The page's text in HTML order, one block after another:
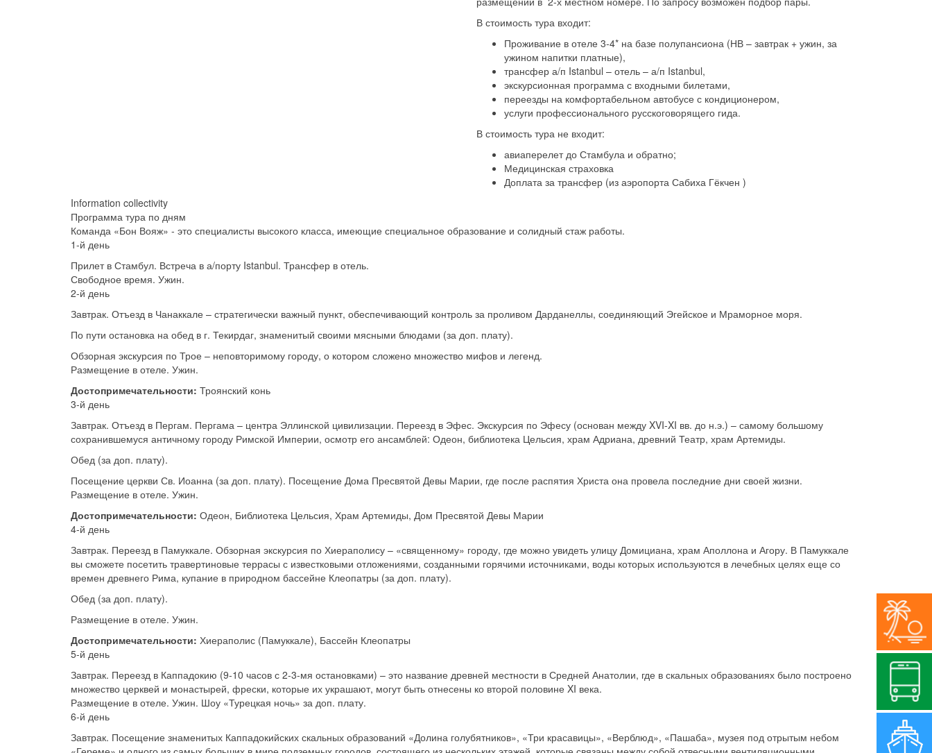
В стоимость тура входит:
Проживание в отеле 3-4* на базе полупансиона (НВ – завтрак + ужин, за
ужином напитки платные),
трансфер а/п Istanbul – отель – а/п Istanbul,
экскурсионная программа с входными билетами,
переезды на комфортабельном автобусе с кондиционером,
услуги профессионального русскоговорящего гида.
В стоимость тура не входит:
авиаперелет до Стамбула и обратно;
Медицинская страховка
Доплата за трансфер (из аэропорта Сабиха Гёкчен )
Information collectivity
Программа тура по дням
Команда «Бон Вояж» - это специалисты высокого класса, имеющие специальное образование и солидный стаж работы.
1-й день
Прилет в Стамбул. Встреча в а/порту Istanbul. Трансфер в отель.
Свободное время. Ужин.
2-й день
Завтрак. Отъезд в Чанаккале – стратегически важный пункт, обеспечивающий контроль за проливом Дарданеллы, соединяющий Эгейское и Мраморное моря.
По пути остановка на обед в г. Текирдаг, знаменитый своими мясными блюдами (за доп. плату).
Обзорная экскурсия по Трое – неповторимому городу, о котором сложено множество мифов и легенд.
Размещение в отеле. Ужин.
Достопримечательности: Троянский конь
3-й день
Завтрак. Отъезд в Пергам. Пергама – центра Эллинской цивилизации. Переезд в Эфес. Экскурсия по Эфесу (основан между XVI-XI вв. до н.э.) – самому большому
сохранившемуся античному городу Римской Империи, осмотр его ансамблей: Одеон, библиотека Цельсия, храм Адриана, древний Театр, храм Артемиды.
Обед (за доп. плату).
Посещение церкви Св. Иоанна (за доп. плату). Посещение Дома Пресвятой Девы Марии, где после распятия Христа она провела последние дни своей жизни.
Размещение в отеле. Ужин.
Достопримечательности: Одеон, Библиотека Цельсия, Храм Артемиды, Дом Пресвятой Девы Марии
4-й день
Завтрак. Переезд в Памуккале. Обзорная экскурсия по Хиераполису – «священному» городу, где можно увидеть улицу Домициана, храм Аполлона и Агору. В Памуккале
вы сможете посетить травертиновые террасы с известковыми отложениями, созданными горячими источниками, воды которых используются в лечебных целях еще со
времен древнего Рима, купание в природном бассейне Клеопатры (за доп. плату).
Обед (за доп. плату).
Размещение в отеле. Ужин.
Достопримечательности: Хиераполис (Памуккале), Бассейн Клеопатры
5-й день
Завтрак. Переезд в Каппадокию (9-10 часов с 2-3-мя остановками) – это название древней местности в Средней Анатолии, где в скальных образованиях было построено
множество церквей и монастырей, фрески, которые их украшают, могут быть отнесены ко второй половине XI века.
Размещение в отеле. Ужин. Шоу «Турецкая ночь» за доп. плату.
6-й день
Завтрак. Посещение знаменитых Каппадокийских скальных образований «Долина голубятников», «Три красавицы», «Верблюд», «Пашаба», музея под отрытым небом